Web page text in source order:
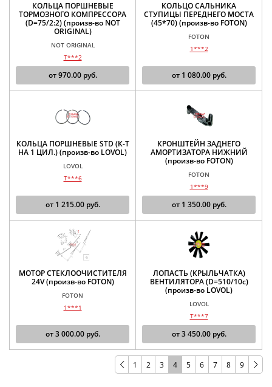
КОЛЬЦА ПОРШНЕВЫЕ
ТОРМОЗНОГО КОМПРЕССОРА
(D=75/2:2) (произв-во NOT
ORIGINAL)
NOT ORIGINAL
T***2
от970.00руб.
КОЛЬЦО САЛЬНИКА
СТУПИЦЫ ПЕРЕДНЕГО МОСТА
(45*70) (произв-во FOTON)
FOTON
1***2
от 1 080.00руб.
КОЛЬЦА ПОРШНЕВЫЕ STD (К-Т
НА 1 ЦИЛ.) (произв-во LOVOL)
LOVOL
T***6
от 1 215.00руб.
КРОНШТЕЙН ЗАДНЕГО
АМОРТИЗАТОРА НИЖНИЙ
(произв-во FOTON)
FOTON
1***9
от 1 350.00руб.
МОТОР СТЕКЛООЧИСТИТЕЛЯ
24V (произв-во FOTON)
FOTON
1***1
от3 000.00руб.
ЛОПАСТЬ (КРЫЛЬЧАТКА)
ВЕНТИЛЯТОРА (D=510/10c)
(произв-во LOVOL)
LOVOL
T***7
от3 450.00руб.
1 2 3 4 5 6 7 8 9